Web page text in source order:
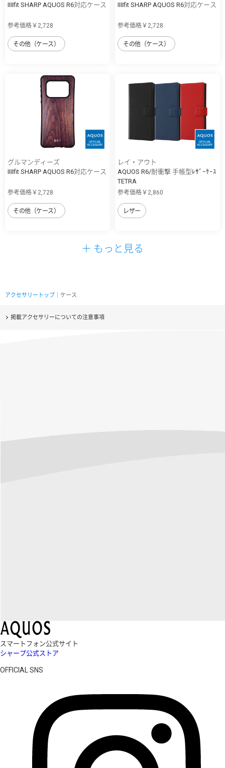
IIIIfit SHARP AQUOS R6対応ケース
参考価格￥2,728
その他（ケース）
IIIIfit SHARP AQUOS R6対応ケース
参考価格￥2,728
その他（ケース）
グルマンディーズ
IIIIfit SHARP AQUOS R6対応ケース
参考価格￥2,728
その他（ケース）
レイ・アウト
AQUOS R6/耐衝撃 手帳型ﾚｻﾞｰｹｰｽ
TETRA
参考価格￥2,860
レザー
＋ もっと見る
アクセサリートップ ｜ケース
掲載アクセサリーについての注意事項
スマートフォン公式サイト
シャープ公式ストア
OFFICIAL SNS